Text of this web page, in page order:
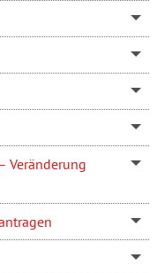
Veränderung